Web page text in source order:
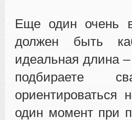
Еще один очень
должен быть
идеальная длина
подбираете
ориентироваться
один момент при